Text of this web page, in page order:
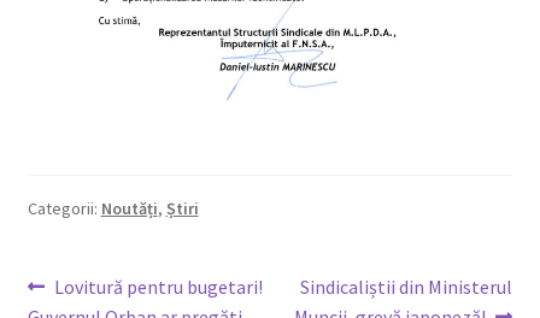
Categorii: Noutăți, Știri
Navigare
Articolul
Lovitură pentru bugetari!
Articolul
Sindicaliștii din Ministerul